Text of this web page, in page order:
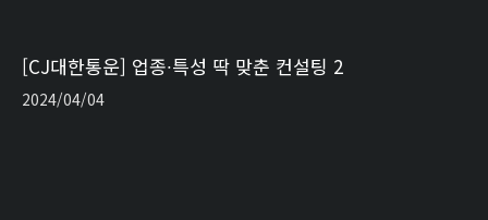
[CJ대한통운] 업종∙특성 딱 맞춘 컨설팅 2
2024/04/04